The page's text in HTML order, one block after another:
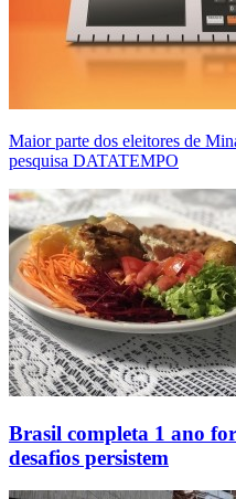
Maior parte dos eleitores de
pesquisa DATATEMPO
Brasil completa 1 ano
desafios persistem